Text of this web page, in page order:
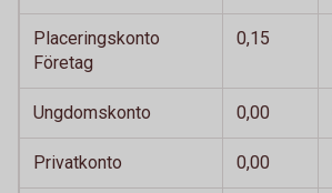
Placeringskonto
Företag
0,15
Ungdomskonto 0,00
Privatkonto 0,00